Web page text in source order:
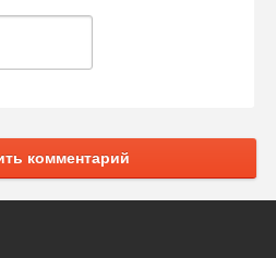
комментарий